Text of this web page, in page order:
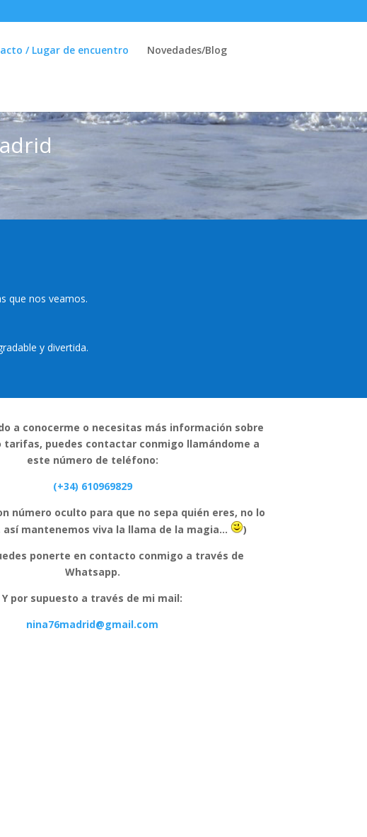
/ Lugar de encuentro Novedades/Blog
que nos veamos.
y divertida.
a conocerme o necesitas más información sobre
tarifas, puedes contactar conmigo llamándome a
este número de teléfono:
(+34) 610969829
número oculto para que no sepa quién eres, no lo
así mantenemos viva la llama de la magia…
)
ponerte en contacto conmigo a través de
Whatsapp.
Y por supuesto a través de mi mail:
nina76madrid@gmail.com